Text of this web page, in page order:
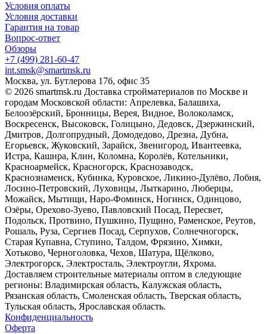
Условия оплаты
Условия доставки
Гарантия на товар
Вопрос-ответ
Обзоры
+7 (499) 281-60-47
int.smsk@smartmsk.ru
Москва, ул. Бутлерова 17б, офис 35
© 2026 smartmsk.ru Доставка стройматериалов по Москве и
городам Московской области: Апрелевка, Балашиха,
Белоозёрский, Бронницы, Верея, Видное, Волоколамск,
Воскресенск, Высоковск, Голицыно, Дедовск, Дзержинский,
Дмитров, Долгопрудный, Домодедово, Дрезна, Дубна,
Егорьевск, Жуковский, Зарайск, Звенигород, Ивантеевка,
Истра, Кашира, Клин, Коломна, Королёв, Котельники,
Красноармейск, Красногорск, Краснозаводск,
Краснознаменск, Кубинка, Куровское, Ликино-Дулёво, Лобня,
Лосино-Петровский, Луховицы, Лыткарино, Люберцы,
Можайск, Мытищи, Наро-Фоминск, Ногинск, Одинцово,
Озёры, Орехово-Зуево, Павловский Посад, Пересвет,
Подольск, Протвино, Пушкино, Пущино, Раменское, Реутов,
Рошаль, Руза, Сергиев Посад, Серпухов, Солнечногорск,
Старая Купавна, Ступино, Талдом, Фрязино, Химки,
Хотьково, Черноголовка, Чехов, Шатура, Щёлково,
Электрогорск, Электросталь, Электроугли, Яхрома.
Доставляем строительные материалы оптом в следующие
регионы: Владимирская область, Калужская область,
Рязанская область, Смоленская область, Тверская область,
Тульская область, Ярославская область.
Конфиденциальность
Оферта